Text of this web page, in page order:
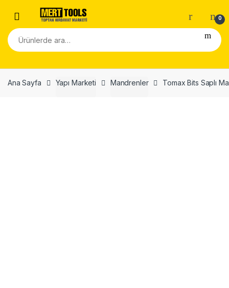
Skip to navigation
Skip to content
0
Ara:
Ana Sayfa Yapı Marketi Mandrenler Tomax Bits Saplı